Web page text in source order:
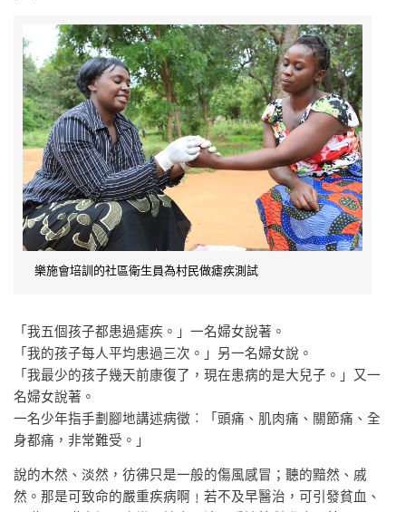
樂施會培訓的社區衛生員為村民做瘧疾測試
「我五個孩子都患過瘧疾。」一名婦女說著。
「我的孩子每人平均患過三次。」另一名婦女說。
「我最少的孩子幾天前康復了，現在患病的是大兒子。」又一
名婦女說著。
一名少年指手劃腳地講述病徵︰「頭痛、肌肉痛、關節痛、全
身都痛，非常難受。」
說的木然、淡然，彷彿只是一般的傷風感冒；聽的黯然、戚
然。那是可致命的嚴重疾病啊﹗若不及早醫治，可引發貧血、